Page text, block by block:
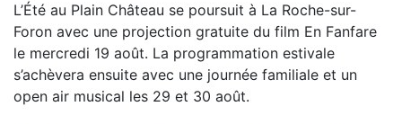
L’Été au Plain Château se poursuit à La Roche-sur-
Foron avec une projection gratuite du film En Fanfare
le mercredi 19 août. La programmation estivale
s’achèvera ensuite avec une journée familiale et un
open air musical les 29 et 30 août.